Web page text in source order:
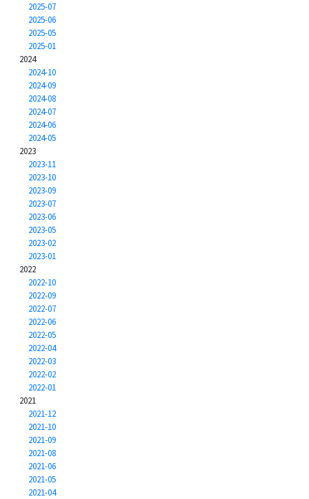
2025-07
2025-06
2025-05
2025-01
2024
2024-10
2024-09
2024-08
2024-07
2024-06
2024-05
2023
2023-11
2023-10
2023-09
2023-07
2023-06
2023-05
2023-02
2023-01
2022
2022-10
2022-09
2022-07
2022-06
2022-05
2022-04
2022-03
2022-02
2022-01
2021
2021-12
2021-10
2021-09
2021-08
2021-06
2021-05
2021-04